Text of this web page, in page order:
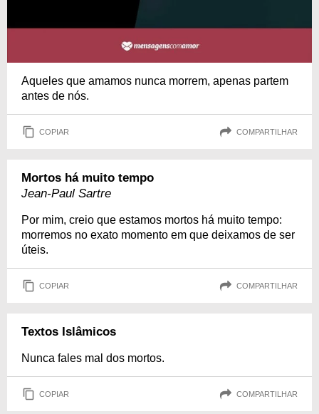
Aqueles que amamos nunca morrem, apenas partem
antes de nós.
COPIAR COMPARTILHAR
Mortos há muito tempo
Jean-Paul Sartre
Por mim, creio que estamos mortos há muito tempo:
morremos no exato momento em que deixamos de ser
úteis.
COPIAR COMPARTILHAR
Textos Islâmicos
Nunca fales mal dos mortos.
COPIAR COMPARTILHAR